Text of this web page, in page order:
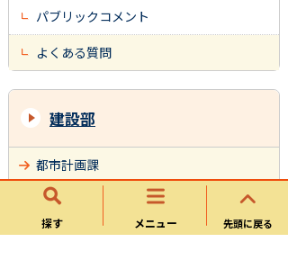
探す メニュー 先頭に戻る
パブリックコメント
よくある質問
建設部
都市計画課
土木課
建築指導課